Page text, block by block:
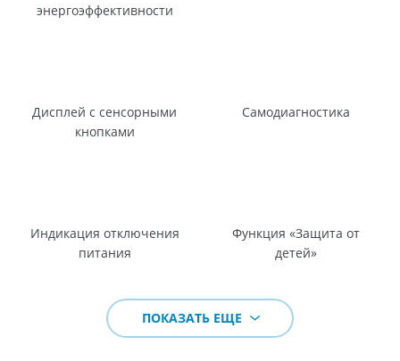
энергоэффективности
Дисплей с сенсорными
кнопками
Самодиагностика
Индикация отключения
питания
Функция «Защита от
детей»
ПОКАЗАТЬ ЕЩЕ